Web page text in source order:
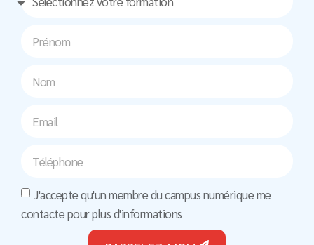
J'accepte qu'un membre du campus numérique me
contacte pour plus d'informations